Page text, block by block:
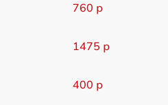
760 р
1475 р
400 р